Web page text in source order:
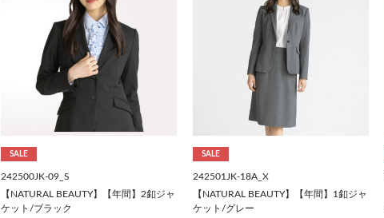
SALE
242500JK-09_S
【NATURAL BEAUTY】【年間】2釦ジャ
ケット/ブラック
SALE
242501JK-18A_X
【NATURAL BEAUTY】【年間】1釦ジャ
ケット/グレー